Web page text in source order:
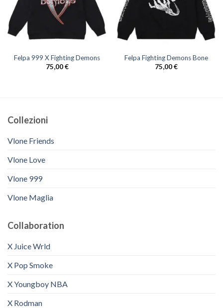
Felpa 999 X Fighting Demons
75,00€
Felpa Fighting Demons Bone
75,00€
Collezioni
Vlone Friends
Vlone Love
Vlone 999
Vlone Maglia
Collaboration
X Juice Wrld
X Pop Smoke
X Youngboy NBA
X Rodman